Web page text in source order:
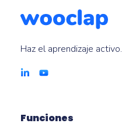
Haz el aprendizaje activo.
Funciones